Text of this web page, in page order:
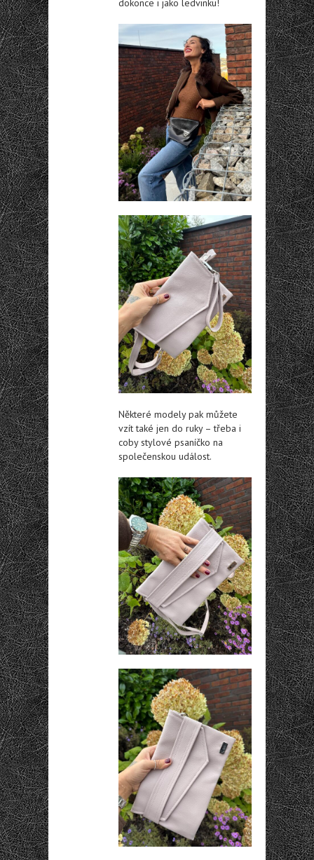
dokonce i jako ledvinku!
Některé modely pak můžete
vzít také jen do ruky – třeba i
coby stylové psaníčko na
společenskou událost.